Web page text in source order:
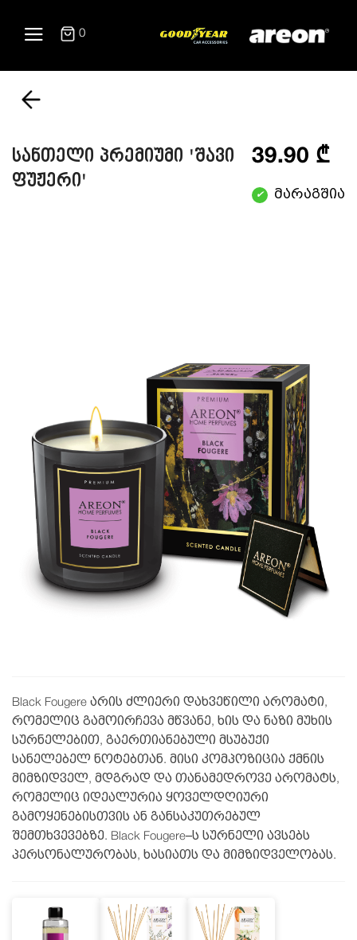
0
სანთელი პრემიუმი 'შავი
ფუჟერი'
39.90 ₾
✔ მარაგშია
Black Fougere არის ძლიერი დახვეწილი არომატი,
რომელიც გამოირჩევა მწვანე, ხის და ნაზი მუხის
სურნელებით, გაერთიანებული მსუბუქი
სანელებელ ნოტებთან. მისი კომპოზიცია ქმნის
მიმზიდველ, მდგრად და თანამედროვე არომატს,
რომელიც იდეალურია ყოველდღიური
გამოყენებისთვის ან განსაკუთრებულ
შემთხვევებზე. Black Fougere–ს სურნელი ავსებს
პერსონალურობას, ხასიათს და მიმზიდველობას.